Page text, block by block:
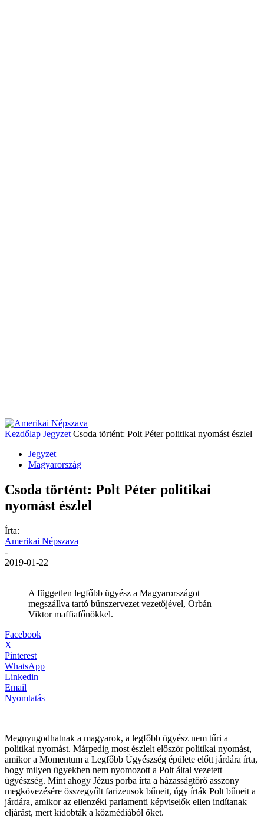
Kezdőlap Jegyzet Csoda történt: Polt Péter politikai nyomást észlel
Jegyzet
Magyarország
Csoda történt: Polt Péter politikai
nyomást észlel
Írta:
Amerikai Népszava
-
2019-01-22
A független legfőbb ügyész a Magyarországot
megszállva tartó bűnszervezet vezetőjével, Orbán
Viktor maffiafőnökkel.
Facebook
X
Pinterest
WhatsApp
Linkedin
Email
Nyomtatás
Megnyugodhatnak a magyarok, a legfőbb ügyész nem tűri a
politikai nyomást. Márpedig most észlelt először politikai nyomást,
amikor a Momentum a Legfőbb Ügyészség épülete előtt járdára írta,
hogy milyen ügyekben nem nyomozott a Polt által vezetett
ügyészség. Mint ahogy Jézus porba írta a házasságtörő asszony
megkövezésére összegyűlt farizeusok bűneit, úgy írták Polt bűneit a
járdára, amikor az ellenzéki parlamenti képviselők ellen indítanak
eljárást, mert kidobták a közmédiából őket.